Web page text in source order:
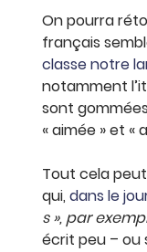
On pourra
français
classe notre
notamment
sont
« aimée » et «
Tout cela peut
qui, dans le
s », par
écrit peu – ou